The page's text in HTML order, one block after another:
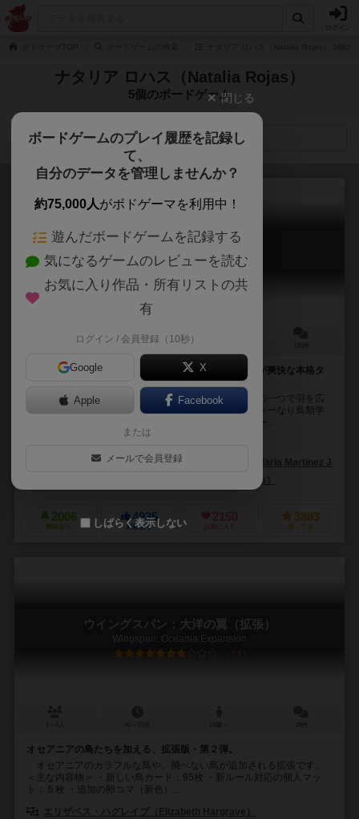
ナタリア ロハス（Natalia Rojas）
5個のボードゲーム
検索メニュー
ウイングスパン
Wingspan
40～70分
鳥好きナチュラリストにもオススメ！ 終盤のコンボが爽快な本格タ
ウィングスパン（翼長）とは鳥の大きさを表す基準の一つで羽を広
げた時の長さのこと。プレーヤーは、バードウォッチャーなり鳥類学
者なり、熱狂的な野鳥愛好家になって、自分だけのバー...
アナ・マリア・マルティネス・ジャラミロ（Ana Maria Martinez
ストーンマイヤー・ゲームズ（Stonemaier Games）
2006
興味あり
4935
経験あり
2150
お気に入り
3883
持ってる
ウイングスパン：大洋の翼（拡張）
Wingspan: Oceania Expansion
7.6
オセアニアの鳥たちを加える、拡張版・第２弾。
オセアニアのカラフルな鳥や、飛べない鳥が追加される拡張です。
＜主な内容物＞ ・新しい鳥カード：95枚 ・新ルール対応の個人マッ
ト：５枚 ・追加の卵コマ（新色）...
エリザベス・ハグレイブ（Elizabeth Hargrave）
閉じる
ボードゲームのプレイ履歴を記録し
て、
自分のデータを管理しませんか？
約75,000人がボドゲーマを利用中！
遊んだボードゲームを記録する
気になるゲームのレビューを読む
お気に入り作品・所有リストの共
有
ログイン / 会員登録（10秒）
Google X
Apple Facebook
または
メールで会員登録
しばらく表示しない